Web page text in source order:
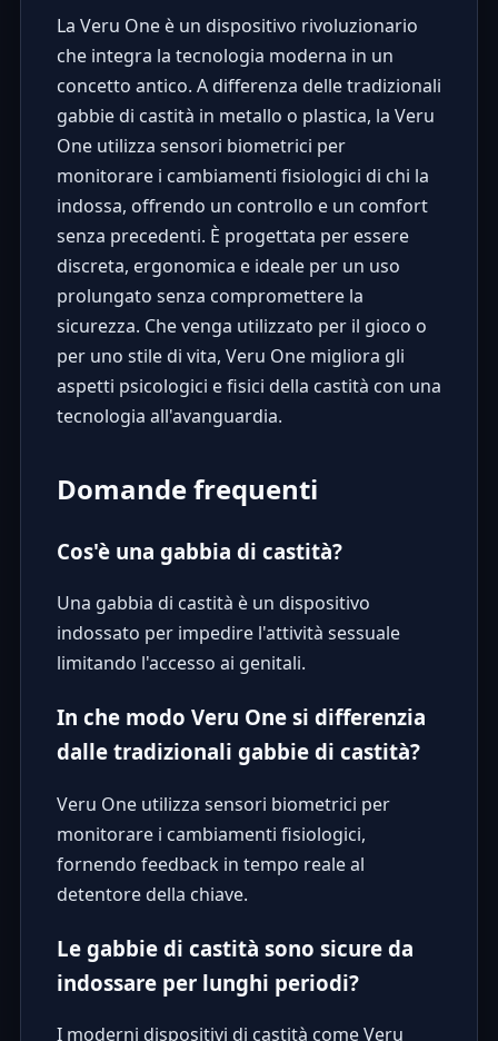
La Veru Oneè un dispositivo rivoluzionario
che integra la tecnologia moderna in un
concetto antico. A differenza delle tradizionali
gabbie di castità in metallo o plastica, la Veru
One utilizza sensori biometrici per
monitorare i cambiamenti fisiologici di chi la
indossa, offrendo un controllo e un comfort
senza precedenti. È progettata per essere
discreta, ergonomica e ideale per un uso
prolungato senza compromettere la
sicurezza. Che venga utilizzato per il gioco o
per uno stile di vita, Veru One migliora gli
aspetti psicologici e fisici della castità con una
tecnologia all'avanguardia.
Domande frequenti
Cos'è una gabbia di castità?
Una gabbia di castità è un dispositivo
indossato per impedire l'attività sessuale
limitando l'accesso ai genitali.
In che modo Veru One si differenzia
dalle tradizionali gabbie di castità?
Veru One utilizza sensori biometrici per
monitorare i cambiamenti fisiologici,
fornendo feedback in tempo reale al
detentore della chiave.
Le gabbie di castità sono sicure da
indossare per lunghi periodi?
I moderni dispositivi di castità come Veru